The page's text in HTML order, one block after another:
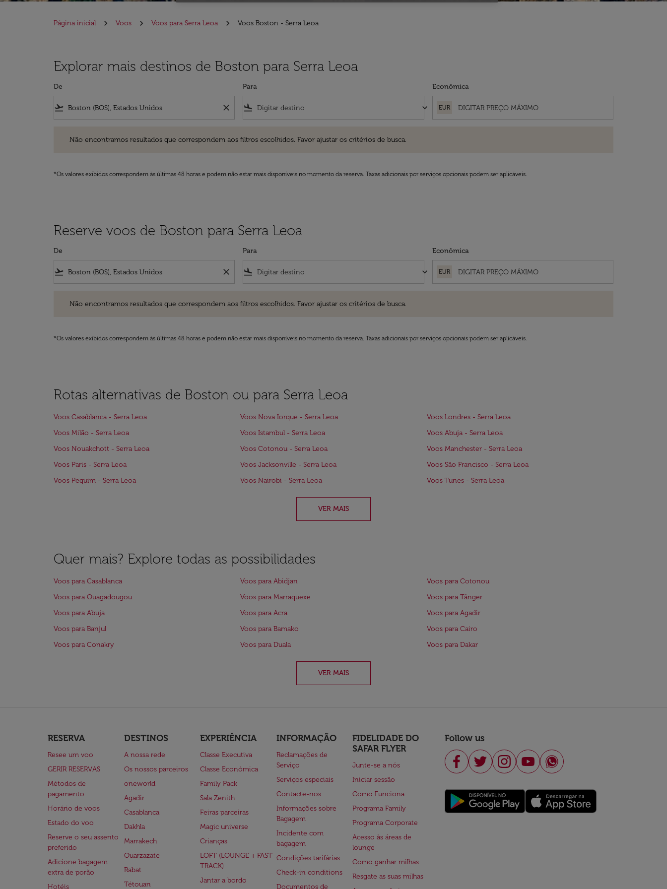
Página inicial Voos Voos para Serra Leoa Voos Boston - Serra Leoa
Explorar mais destinos de Boston para Serra Leoa
De
flight_takeoff close
Para
flight_land keyboard_arrow_down
Econômica
EUR
Não encontramos resultados que correspondem aos filtros escolhidos. Favor ajustar os critérios de busca.
*Os valores exibidos correspondem às últimas 48 horas e podem não estar mais disponíveis no momento da reserva. Taxas adicionais por serviços opcionais podem ser aplicáveis.
Reserve voos de Boston para Serra Leoa
De
flight_takeoff close
Para
flight_land keyboard_arrow_down
Econômica
EUR
Não encontramos resultados que correspondem aos filtros escolhidos. Favor ajustar os critérios de busca.
*Os valores exibidos correspondem às últimas 48 horas e podem não estar mais disponíveis no momento da reserva. Taxas adicionais por serviços opcionais podem ser aplicáveis.
Rotas alternativas de Boston ou para Serra Leoa
Voos Casablanca - Serra Leoa Voos Nova Iorque - Serra Leoa
Voos Londres - Serra Leoa
Voos Milão - Serra Leoa
Voos Istambul - Serra Leoa
Voos Abuja - Serra Leoa
Voos Nouakchott - Serra Leoa
Voos Cotonou - Serra Leoa
Voos Manchester - Serra Leoa
Voos Paris - Serra Leoa
Voos Jacksonville - Serra Leoa
Voos São Francisco - Serra Leoa
Voos Pequim - Serra Leoa
Voos Nairobi - Serra Leoa Voos Tunes - Serra Leoa
VER MAIS
Quer mais? Explore todas as possibilidades
Voos para Casablanca Voos para Abidjan
Voos para Cotonou
Voos para Ouagadougou
Voos para Marraquexe
Voos para Tânger
Voos para Abuja
Voos para Acra
Voos para Agadir
Voos para Banjul
Voos para Bamako
Voos para Cairo
Voos para Conakry
Voos para Duala Voos para Dakar
VER MAIS
RESERVA
Resee um voo
GERIR RESERVAS
Métodos de
pagamento
Horário de voos
Estado do voo
Reserve o seu assento
preferido
Adicione bagagem
extra de porão
Hotéis
DESTINOS
A nossa rede
Os nossos parceiros
oneworld
Agadir
Casablanca
Dakhla
Marrakech
Ouarzazate
Rabat
Tétouan
EXPERIÊNCIA
Classe Executiva
Classe Económica
Family Pack
Sala Zenith
Feiras parceiras
Magic universe
Crianças
LOFT (LOUNGE + FAST
TRACK)
Jantar a bordo
INFORMAÇÃO
Reclamações de
Serviço
Serviços especiais
Contacte-nos
Informações sobre
Bagagem
Incidente com
bagagem
Condições tarifárias
Check-in conditions
Documentos de
FIDELIDADE DO
SAFAR FLYER
Junte-se a nós
Iniciar sessão
Como Funciona
Programa Family
Programa Corporate
Acesso às áreas de
lounge
Como ganhar milhas
Resgate as suas milhas
Follow us